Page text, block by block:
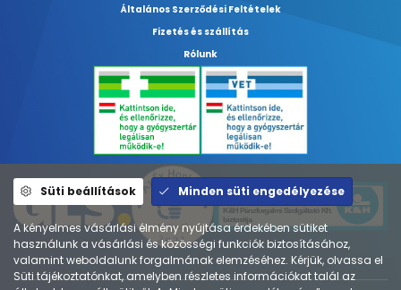
Általános Szerződési Feltételek
Fizetés és szállítás
Rólunk
Süti beállítások Minden süti engedélyezése
A kényelmes vásárlási élmény nyújtása érdekében sütiket
használunk a vásárlási és közösségi funkciók biztosításához,
valamint weboldalunk forgalmának elemzéséhez. Kérjük, olvassa el
Süti tájékoztatónkat, amelyben részletes információkat talál az